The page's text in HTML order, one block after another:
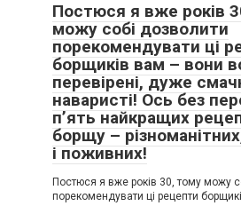
Постюся я вже років
можу собі дозволити
порекомендувати ці
борщиків вам – вони
перевірені, дуже
наваристі! Ось без
п’ять найкращих
борщу –
і поживних!
Постюся я вже років 30, тому можу
порекомендувати ці рецепти